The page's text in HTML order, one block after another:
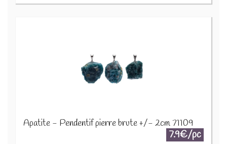
Apatite - Pendentif pierre brute +/- 2cm 71109
7.9€/pc